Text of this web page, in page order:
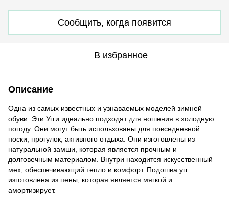
Сообщить, когда появится
В избранное
Описание
Одна из самых известных и узнаваемых моделей зимней
обуви. Эти Угги идеально подходят для ношения в холодную
погоду. Они могут быть использованы для повседневной
носки, прогулок, активного отдыха. Они изготовлены из
натуральной замши, которая является прочным и
долговечным материалом. Внутри находится искусственный
мех, обеспечивающий тепло и комфорт. Подошва угг
изготовлена ​​из пены, которая является мягкой и
амортизирует.